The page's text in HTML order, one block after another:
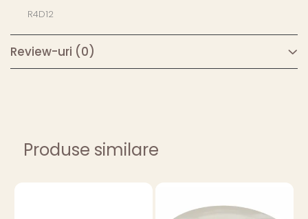
R4D12
Review-uri (0)
Produse similare